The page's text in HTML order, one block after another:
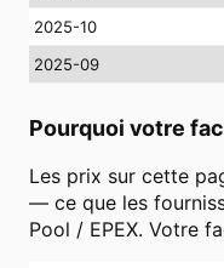
2025-10
2025-09
Pourquoi votre
Les prix sur cette
— ce que les
Pool / EPEX. Votre